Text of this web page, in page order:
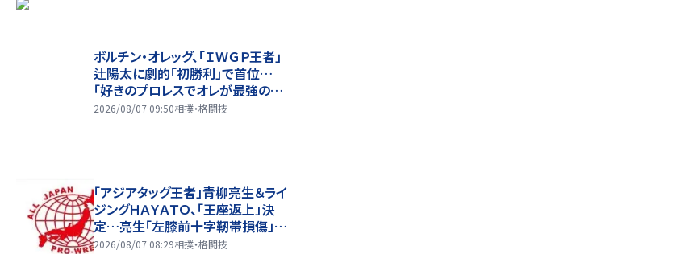
ボルチン・オレッグ、「ＩＷＧＰ王者」
辻陽太に劇的「初勝利」で首位…
「好きのプロレスでオレが最強の選
手になりたいから！」…８・６後楽園
2026/08/07 09:50相撲・格闘技
「アジアタッグ王者」青柳亮生＆ライ
ジングＨＡＹＡＴＯ、「王座返上」決
定…亮生「左膝前十字靭帯損傷」欠
場で
2026/08/07 08:29相撲・格闘技